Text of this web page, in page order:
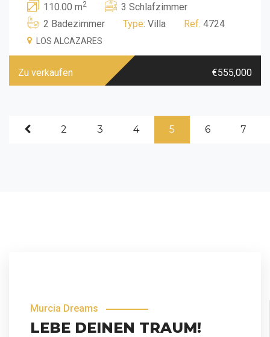
110.00 m2
3 Schlafzimmer
2 Badezimmer
Type: Villa Ref. 4724
LOS ALCAZARES
Zu verkaufen €555,000
2 3 4 5 6 7
Murcia Dreams
LEBE DEINEN TRAUM!